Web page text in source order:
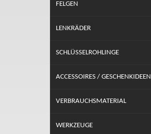
FELGEN
LENKRÄDER
SCHLÜSSELROHLINGE
ACCESSOIRES / GESCHENKIDEEN
VERBRAUCHSMATERIAL
WERKZEUGE